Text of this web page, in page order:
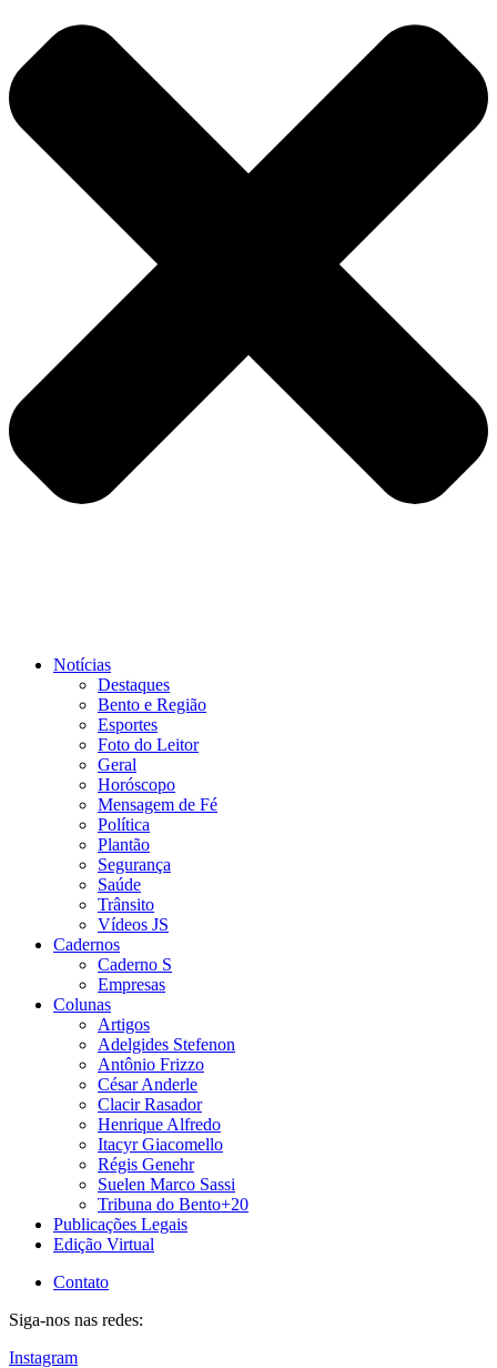
Notícias
Destaques
Bento e Região
Esportes
Foto do Leitor
Geral
Horóscopo
Mensagem de Fé
Política
Plantão
Segurança
Saúde
Trânsito
Vídeos JS
Cadernos
Caderno S
Empresas
Colunas
Artigos
Adelgides Stefenon
Antônio Frizzo
César Anderle
Clacir Rasador
Henrique Alfredo
Itacyr Giacomello
Régis Genehr
Suelen Marco Sassi
Tribuna do Bento+20
Publicações Legais
Edição Virtual
Contato
Siga-nos nas redes:
Instagram